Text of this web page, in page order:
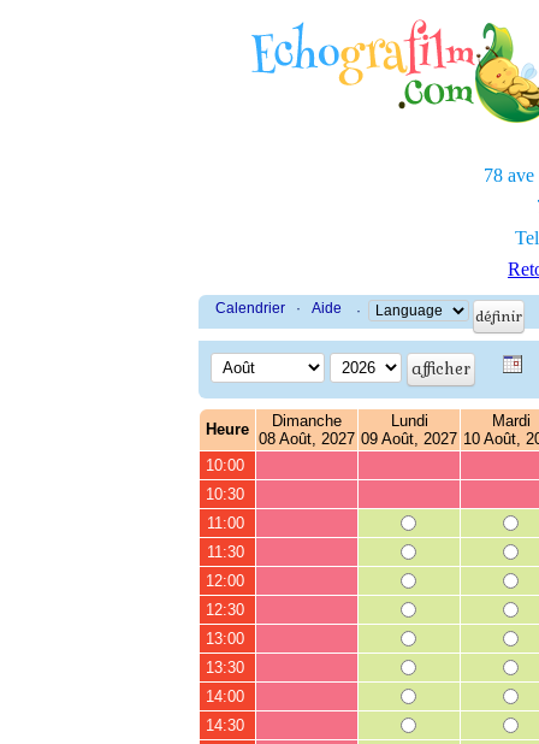
78 ave
Calendrier · Aide ·
Heure
Dimanche
08 Août, 2027
Lundi
09 Août, 2027
Mardi
10 Août,
10:00
10:30
11:00
11:30
12:00
12:30
13:00
13:30
14:00
14:30